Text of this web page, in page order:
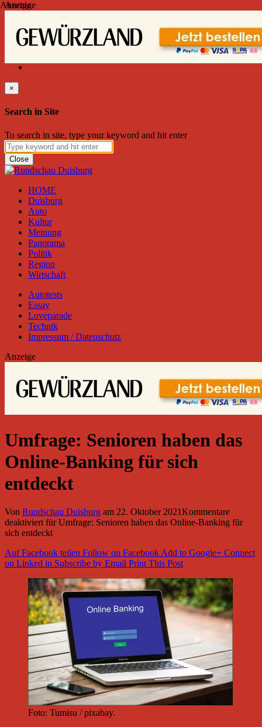
Freitag, August 07, 2026
Friend on Facebook Follow on Twitter Subscribe to RSS
×
Search in Site
To search in site, type your keyword and hit enter
Close
HOME
Duisburg
Auto
Kultur
Meinung
Panorama
Politik
Region
Wirtschaft
Autotests
Essay
Loveparade
Technik
Impressum / Datenschutz
Anzeige
Umfrage: Senioren haben das
Online-Banking für sich
entdeckt
Von Rundschau Duisburg am 22. Oktober 2021Kommentare
deaktiviertfür Umfrage: Senioren haben das Online-Banking für
sich entdeckt
Auf Facebook teilen Follow on FacebookAdd to Google+ Connect
on Linked in Subscribe by Email Print This Post
Foto: Tumisu / pixabay.
Anzeige
Anzeige